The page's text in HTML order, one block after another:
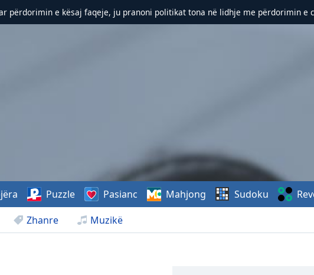
përdorimin e kësaj faqeje, ju pranoni politikat tona në lidhje me përdorimin e
Zhanre Muzikë
Puzzle Pasianc Mahjong Sudoku